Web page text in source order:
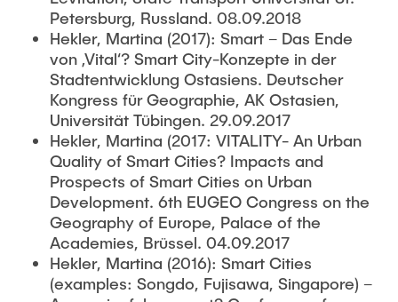
Petersburg, Russland. 08.09.2018
Hekler, Martina (2017): Smart – Das Ende
von ‚Vital‘? Smart City-Konzepte in der
Stadtentwicklung Ostasiens. Deutscher
Kongress für Geographie, AK Ostasien,
Universität Tübingen. 29.09.2017
Hekler, Martina (2017: VITALITY- An Urban
Quality of Smart Cities? Impacts and
Prospects of Smart Cities on Urban
Development. 6th EUGEO Congress on the
Geography of Europe, Palace of the
Academies, Brüssel. 04.09.2017
Hekler, Martina (2016): Smart Cities
(examples: Songdo, Fujisawa, Singapore) –